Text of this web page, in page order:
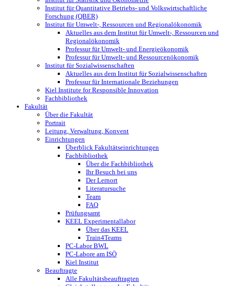
Institut für Quantitative Betriebs- und Volkswirtschaftliche
Forschung (QBER)
Institut für Umwelt-, Ressourcen und Regionalökonomik
Aktuelles aus dem Institut für Umwelt-, Ressourcen und
Regionalökonomik
Professur für Umwelt- und Energieökonomik
Professur für Umwelt- und Ressourcenökonomik
Institut für Sozialwissenschaften
Aktuelles aus dem Institut für Sozialwissenschaften
Professur für Internationale ­Beziehungen
Kiel Institute for Responsible Innovation
Fachbibliothek
Fakultät
Über die Fakultät
Portrait
Leitung, Verwaltung, Konvent
Einrichtungen
Überblick Fakultätseinrichtungen
Fachbibliothek
Über die Fachbibliothek
Ihr Besuch bei uns
Der Lernort
Literatursuche
Team
FAQ
Prüfungsamt
KEEL Experimentallabor
Über das KEEL
Train4Teams
PC-Labor BWL
PC-Labore am ISÖ
Kiel Institut
Beauftragte
Alle Fakultätsbeauftragten